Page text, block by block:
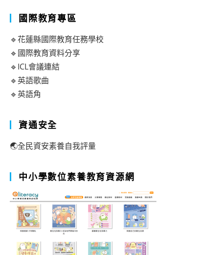
國際教育專區
🔹花蓮縣國際教育任務學校
🔹國際教育資料分享
🔹ICL會議連結
🔹英語歌曲
🔹英語角
資通安全
🌏全民資安素養自我評量
中小學數位素養教育資源網